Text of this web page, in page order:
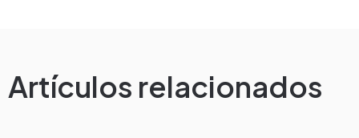
Artículos relacionados